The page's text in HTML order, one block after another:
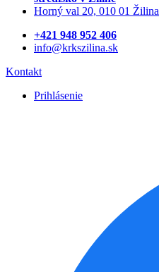
Horný val 20, 010 01 Žilina
+421 948 952 406
info@krkszilina.sk
Kontakt
Prihlásenie